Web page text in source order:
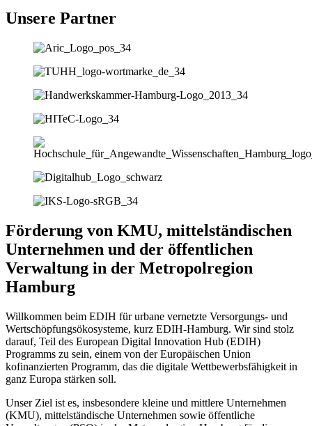
Unsere Partner
Förderung von KMU, mittelständischen
Unternehmen und der öffentlichen
Verwaltung in der Metropolregion
Hamburg
Willkommen beim EDIH für urbane vernetzte Versorgungs- und
Wertschöpfungsökosysteme, kurz EDIH-Hamburg. Wir sind stolz
darauf, Teil des European Digital Innovation Hub (EDIH)
Programms zu sein, einem von der Europäischen Union
kofinanzierten Programm, das die digitale Wettbewerbsfähigkeit in
ganz Europa stärken soll.
Unser Ziel ist es, insbesondere kleine und mittlere Unternehmen
(KMU), mittelständische Unternehmen sowie öffentliche